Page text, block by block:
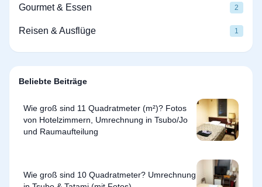
Gourmet & Essen 2
Reisen & Ausflüge 1
Beliebte Beiträge
Wie groß sind 11 Quadratmeter (m²)? Fotos
von Hotelzimmern, Umrechnung in Tsubo/Jo
und Raumaufteilung
Wie groß sind 10 Quadratmeter? Umrechnung